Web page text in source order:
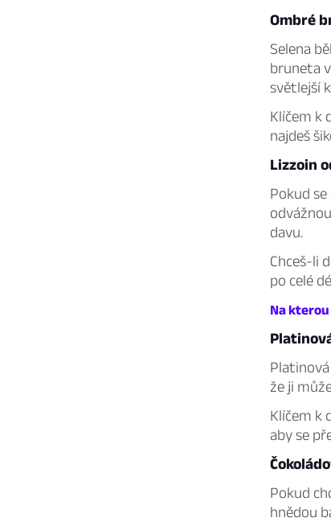
Ombré
Selena
bruneta
světlejší
Klíčem k
najdeš
Lizzoin
Pokud
davu.
Chceš-li
po celé
Na
že ji
Klíčem k
aby se
Pokud
hnědou